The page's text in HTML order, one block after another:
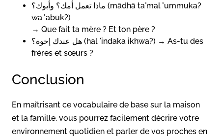
ماذا تعمل أمك؟ وأبوك؟ (mādhā taʿmal ʾummuka?
wa ʾabūk?)
→ Que fait ta mère ? Et ton père ?
هل عندك إخوة؟ (hal ʿindaka ikhwa?) → As-tu des
frères et sœurs ?
Conclusion
En maîtrisant ce vocabulaire de base sur la maison
et la famille, vous pourrez facilement décrire votre
environnement quotidien et parler de vos proches en